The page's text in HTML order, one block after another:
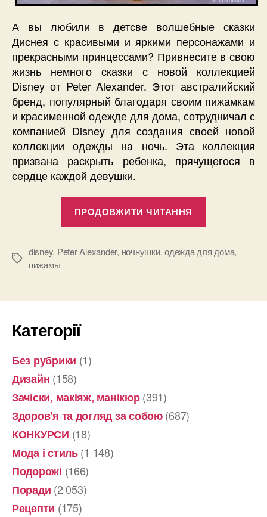
А вы любили в детсве волшебные сказки
Диснея с красивыми и яркими персонажами и
прекрасными принцессами? Привнесите в свою
жизнь немного сказки с новой коллекцией
Disney от Peter Alexander. Этот австралийский
бренд, популярный благодаря своим пижамкам
и красименной одежде для дома, сотрудничал с
компанией Disney для создания своей новой
коллекции одежды на ночь. Эта коллекция
призвана раскрыть ребенка, прячущегося в
сердце каждой девушки.
ПРОДОВЖИТИ ЧИТАННЯ
сна
Disney
Позначки
disney, Peter Alexander, ночнушки,одежда для дома,
пижамы
Категорії
Без рубрики (1)
Дизайн (158)
Зачіски, макіяж, манікюр(391)
Здоров'я та догляд за собою(687)
КОНКУРСИ (18)
Мода і стиль(1 148)
Подорожі (166)
Поради (2 053)
Рецепти (175)